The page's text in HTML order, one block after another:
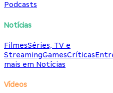
Podcasts
Notícias
FilmesSéries, TV e
StreamingGamesCríticas
mais em Notícias
Vídeos